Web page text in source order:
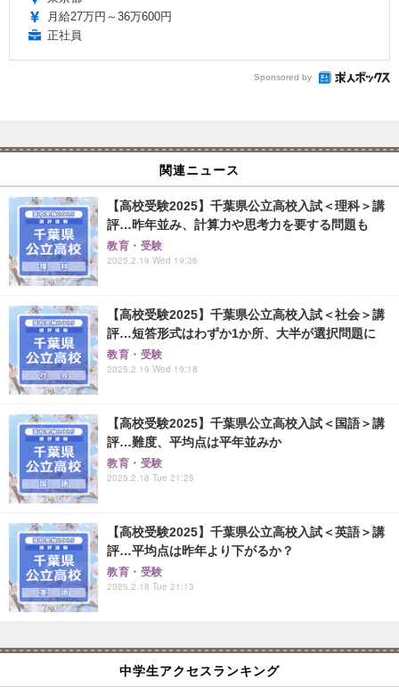
月給27万円～36万600円
正社員
Sponsored by
関連ニュース
【高校受験2025】千葉県公立高校入試＜理科＞講
評…昨年並み、計算力や思考力を要する問題も
教育・受験
2025.2.19 Wed 19:36
【高校受験2025】千葉県公立高校入試＜社会＞講
評…短答形式はわずか1か所、大半が選択問題に
教育・受験
2025.2.19 Wed 19:18
【高校受験2025】千葉県公立高校入試＜国語＞講
評…難度、平均点は平年並みか
教育・受験
2025.2.18 Tue 21:25
【高校受験2025】千葉県公立高校入試＜英語＞講
評…平均点は昨年より下がるか？
教育・受験
2025.2.18 Tue 21:13
中学生アクセスランキング